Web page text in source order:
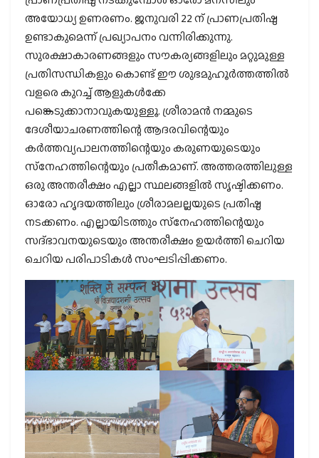
അയോധ്യ ഉണരണം. ജനുവരി 22 ന് പ്രാണപ്രതിഷ്ഠ
ഉണ്ടാകുമെന്ന് പ്രഖ്യാപനം വന്നിരിക്കുന്നു.
സുരക്ഷാകാരണങ്ങളും സൗകര്യങ്ങളിലും മറ്റുമുള്ള
പ്രതിസന്ധികളും കൊണ്ട് ഈ ശുഭമുഹൂര്‍ത്തത്തില്‍
വളരെ കുറച്ച് ആളുകള്‍ക്കേ
പങ്കെടുക്കാനാവുകയുള്ളൂ. ശ്രീരാമന്‍ നമ്മുടെ
ദേശീയാചരണത്തിന്റെ ആദരവിന്റെയും
കര്‍ത്തവ്യപാലനത്തിന്റെയും കരുണയുടെയും
സ്‌നേഹത്തിന്റെയും പ്രതീകമാണ്. അത്തരത്തിലുള്ള
ഒരു അന്തരീക്ഷം എല്ലാ സ്ഥലങ്ങളില്‍ സൃഷ്ടിക്കണം.
ഓരോ ഹൃദയത്തിലും ശ്രീരാമലല്ലയുടെ പ്രതിഷ്ഠ
നടക്കണം. എല്ലായിടത്തും സ്‌നേഹത്തിന്റെയും
സദ്ഭാവനയുടെയും അന്തരീക്ഷം ഉയര്‍ത്തി ചെറിയ
ചെറിയ പരിപാടികള്‍ സംഘടിപ്പിക്കണം.